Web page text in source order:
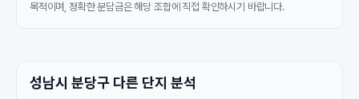
목적이며, 정확한 분담금은 해당 조합에 직접 확인하시기 바랍니다.
성남시 분당구 다른 단지 분석